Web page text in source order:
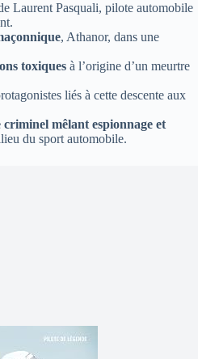
Laurent Pasquali, pilote automobile
, Athanor, dans une
toxiques à l’origine d’un meurtre
liés à cette descente aux
criminel mêlant espionnage et
du sport automobile.